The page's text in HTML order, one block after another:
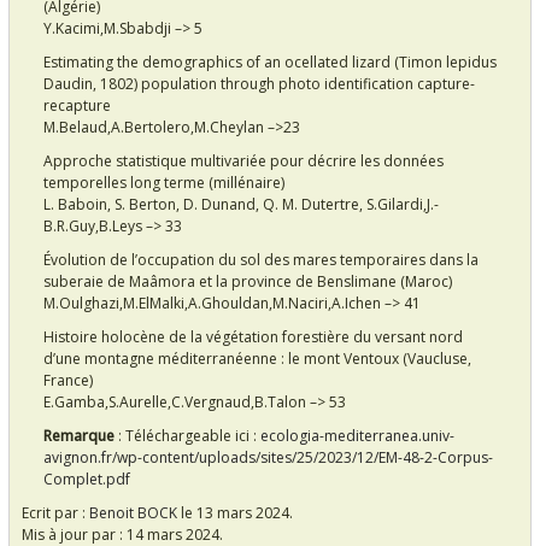
(Algérie)
Y.Kacimi,M.Sbabdji –> 5
Estimating the demographics of an ocellated lizard (Timon lepidus
Daudin, 1802) population through photo identification capture-
recapture
M.Belaud,A.Bertolero,M.Cheylan –>23
Approche statistique multivariée pour décrire les données
temporelles long terme (millénaire)
L. Baboin, S. Berton, D. Dunand, Q. M. Dutertre, S.Gilardi,J.-
B.R.Guy,B.Leys –> 33
Évolution de l’occupation du sol des mares temporaires dans la
suberaie de Maâmora et la province de Benslimane (Maroc)
M.Oulghazi,M.ElMalki,A.Ghouldan,M.Naciri,A.Ichen –> 41
Histoire holocène de la végétation forestière du versant nord
d’une montagne méditerranéenne : le mont Ventoux (Vaucluse,
France)
E.Gamba,S.Aurelle,C.Vergnaud,B.Talon –> 53
Remarque: Téléchargeable ici : ecologia-mediterranea.univ-
avignon.fr/wp-content/uploads/sites/25/2023/12/EM-48-2-Corpus-
Complet.pdf
Ecrit par : Benoit BOCK le 13 mars 2024.
Mis à jour par : 14 mars 2024.